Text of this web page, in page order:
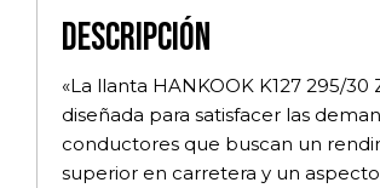
Descripción
«La llanta HANKOOK K127 295/30
diseñada para satisfacer las
conductores que buscan un
superior en carretera y un